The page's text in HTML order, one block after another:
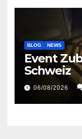
BLOG NEWS
Event
Schweiz
06/08/2026